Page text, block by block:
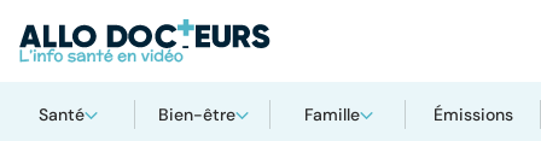
Santé Bien-être Famille Émissions